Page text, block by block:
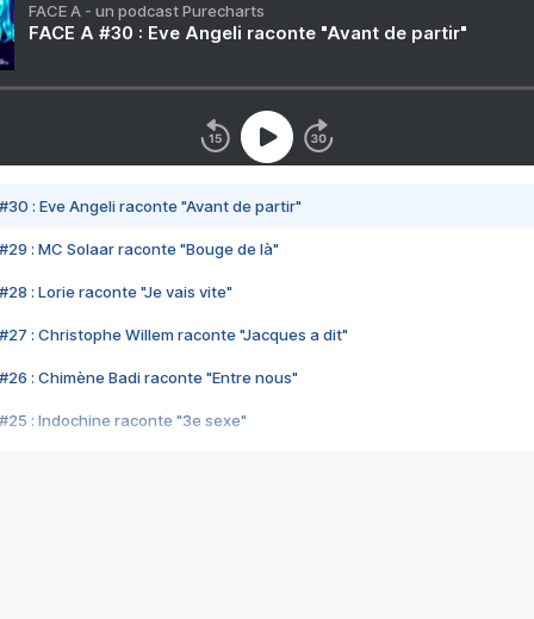
FACE A - un podcast Purecharts
FACE A #30 : Eve Angeli raconte "Avant de partir"
#30 : Eve Angeli raconte "Avant de partir"
#29 : MC Solaar raconte "Bouge de là"
#28 : Lorie raconte "Je vais vite"
#27 : Christophe Willem raconte "Jacques a dit"
#26 : Chimène Badi raconte "Entre nous"
#25 : Indochine raconte "3e sexe"